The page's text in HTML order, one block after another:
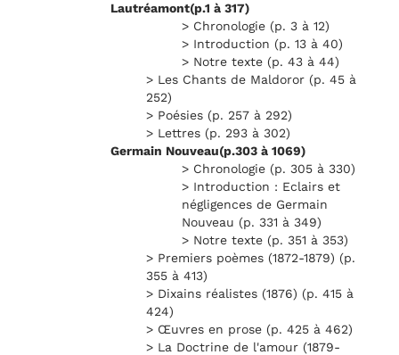
Lautréamont(p.1 à 317)
> Chronologie (p. 3 à 12)
> Introduction (p. 13 à 40)
> Notre texte (p. 43 à 44)
> Les Chants de Maldoror (p. 45 à
252)
> Poésies (p. 257 à 292)
> Lettres (p. 293 à 302)
Germain Nouveau(p.303 à 1069)
> Chronologie (p. 305 à 330)
> Introduction : Eclairs et
négligences de Germain
Nouveau (p. 331 à 349)
> Notre texte (p. 351 à 353)
> Premiers poèmes (1872-1879) (p.
355 à 413)
> Dixains réalistes (1876) (p. 415 à
424)
> Œuvres en prose (p. 425 à 462)
> La Doctrine de l'amour (1879-